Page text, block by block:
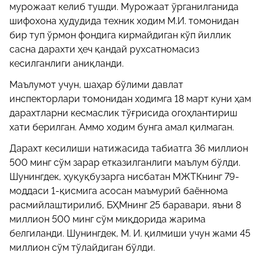
мурожаат келиб тушди. Мурожаат ўрганилганида
шифохона ҳудудида техник ходим М.И. томонидан
бир туп ўрмон фондига кирмайдиган кўп йиллик
сасна дарахти ҳеч қандай рухсатномасиз
кесилганлиги аниқланди.
Маълумот учун, шаҳар бўлими давлат
инспекторлари томонидан ходимга 18 март куни ҳам
дарахтларни кесмаслик тўғрисида огоҳлантириш
хати берилган. Аммо ходим бунга амал қилмаган.
Дарахт кесилиши натижасида табиатга 36 миллион
500 минг сўм зарар етказилганлиги маълум бўлди.
Шунингдек, ҳуқуқбузарга нисбатан МЖТКнинг 79-
моддаси 1-қисмига асосан маъмурий баённома
расмийлаштирилиб, БҲМнинг 25 баравари, яъни 8
миллион 500 минг сўм миқдорида жарима
белгиланди. Шунингдек, М. И. қилмиши учун жами 45
миллион сўм тўлайдиган бўлди.